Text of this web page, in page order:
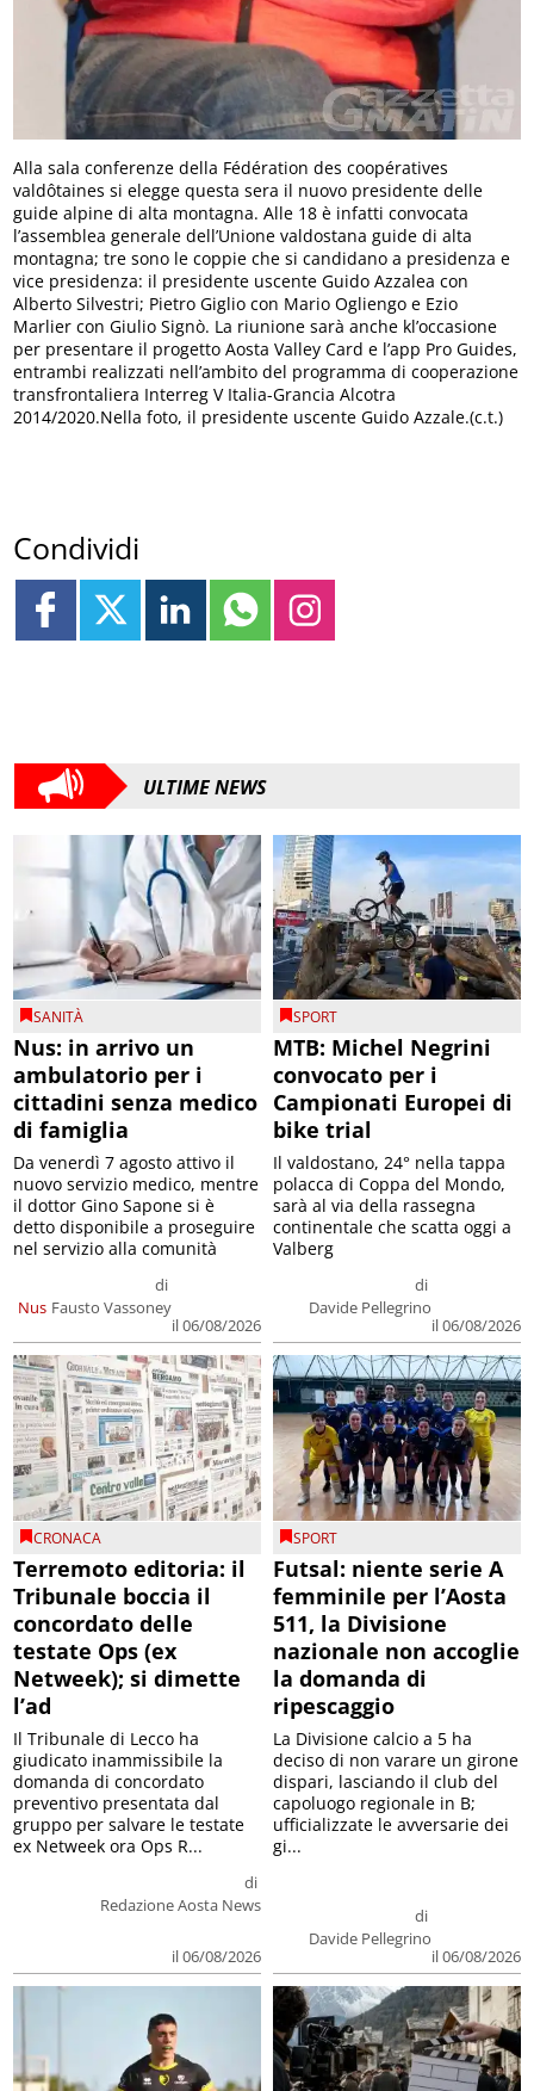
Alla sala conferenze della Fédération des coopératives
valdôtaines si elegge questa sera il nuovo presidente delle
guide alpine di alta montagna. Alle 18 è infatti convocata
l’assemblea generale dell’Unione valdostana guide di alta
montagna; tre sono le coppie che si candidano a presidenza e
vice presidenza: il presidente uscente Guido Azzalea con
Alberto Silvestri; Pietro Giglio con Mario Ogliengo e Ezio
Marlier con Giulio Signò. La riunione sarà anche kl’occasione
per presentare il progetto Aosta Valley Card e l’app Pro Guides,
entrambi realizzati nell’ambito del programma di cooperazione
transfrontaliera Interreg V Italia-Grancia Alcotra
2014/2020.Nella foto, il presidente uscente Guido Azzale.(c.t.)
Condividi
ULTIME NEWS
SANITÀ
Nus: in arrivo un
ambulatorio per i
cittadini senza medico
di famiglia
Nus
di
Fausto Vassoney
il 06/08/2026
Da venerdì 7 agosto attivo il
nuovo servizio medico, mentre
il dottor Gino Sapone si è
detto disponibile a proseguire
nel servizio alla comunità
SPORT
MTB: Michel Negrini
convocato per i
Campionati Europei di
bike trial
di
Davide Pellegrino
il 06/08/2026
Il valdostano, 24° nella tappa
polacca di Coppa del Mondo,
sarà al via della rassegna
continentale che scatta oggi a
Valberg
CRONACA
Terremoto editoria: il
Tribunale boccia il
concordato delle
testate Ops (ex
Netweek); si dimette
l’ad
di
Redazione Aosta News
il 06/08/2026
Il Tribunale di Lecco ha
giudicato inammissibile la
domanda di concordato
preventivo presentata dal
gruppo per salvare le testate
ex Netweek ora Ops R...
SPORT
Futsal: niente serie A
femminile per l’Aosta
511, la Divisione
nazionale non accoglie
la domanda di
ripescaggio
di
Davide Pellegrino
il 06/08/2026
La Divisione calcio a 5 ha
deciso di non varare un girone
dispari, lasciando il club del
capoluogo regionale in B;
ufficializzate le avversarie dei
gi...